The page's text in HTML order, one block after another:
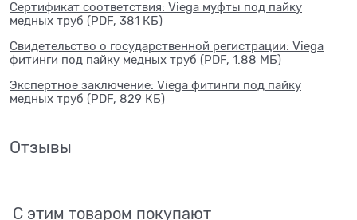
Сертификат соответствия: Viega муфты под пайку
медных труб (PDF, 381 КБ)
Свидетельство о государственной регистрации: Viega
фитинги под пайку медных труб (PDF, 1.88 МБ)
Экспертное заключение: Viega фитинги под пайку
медных труб (PDF, 829 КБ)
Отзывы
С этим товаром покупают